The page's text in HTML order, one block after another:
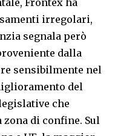
Frontex ha
irregolari,
segnala però
dalla
sensibilmente nel
del
che
zona di confine. Sul